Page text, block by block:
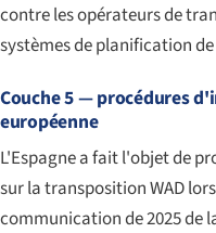
contre les opérateurs de
systèmes de planification
Couche 5 — procédures
européenne
L'Espagne a fait l'objet de
sur la transposition WAD
communication de 2025 de